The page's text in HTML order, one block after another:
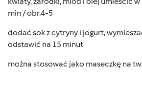
min / obr.4-5
dodać sok z cytryny i jogurt,
odstawić na 15 minut
można stosować jako maseczkę na